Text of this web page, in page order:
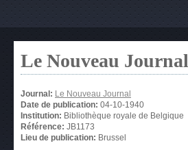
Le Nouveau Journal
Journal: Le Nouveau Journal
Date de publication: 04-10-1940
Institution: Bibliothèque royale de Belgique
Référence: JB1173
Lieu de publication: Brussel